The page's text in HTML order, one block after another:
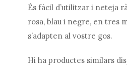
És fàcil d’utilitzar i neteja
rosa, blau i negre, en tres
s’adapten al vostre gos.
Hi ha productes similars